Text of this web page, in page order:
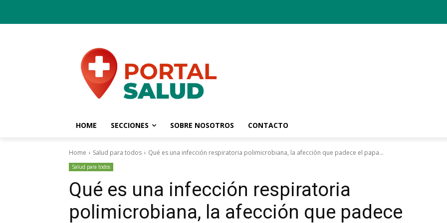
HOME SECCIONES SOBRE NOSOTROS CONTACTO
Home Salud para todos Qué es una infección respiratoria polimicrobiana, la afección que padece el papa...
Salud para todos
Qué es una infección respiratoria
polimicrobiana, la afección que padece